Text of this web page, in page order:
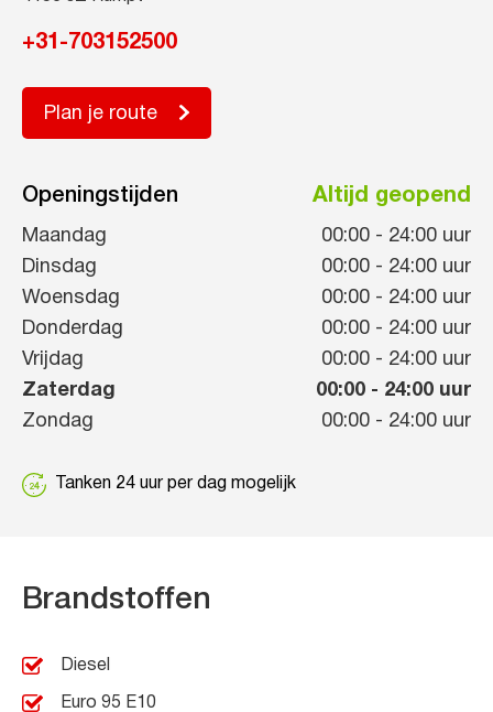
+31-703152500
Plan je route
Openingstijden Altijd geopend
Maandag 00:00 - 24:00 uur
Dinsdag
00:00 - 24:00 uur
Woensdag
00:00 - 24:00 uur
Donderdag
00:00 - 24:00 uur
Vrijdag
00:00 - 24:00 uur
Zaterdag
00:00 - 24:00 uur
Zondag
00:00 - 24:00 uur
Tanken 24 uur per dag mogelijk
Brandstoffen
Diesel
Euro 95 E10